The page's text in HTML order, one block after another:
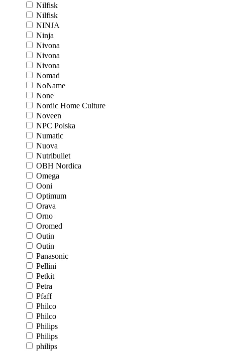
Nilfisk
Nilfisk
NINJA
Ninja
Nivona
Nivona
Nivona
Nomad
NoName
None
Nordic Home Culture
Noveen
NPC Polska
Numatic
Nuova
Nutribullet
OBH Nordica
Omega
Ooni
Optimum
Orava
Orno
Oromed
Outin
Outin
Panasonic
Pellini
Petkit
Petra
Pfaff
Philco
Philco
Philips
Philips
philips